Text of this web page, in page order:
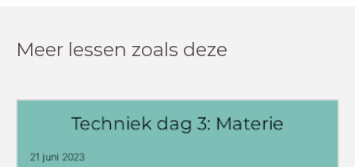
Meer lessen zoals deze